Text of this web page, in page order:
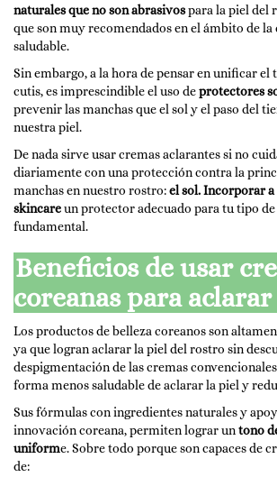
naturales que no son abrasivospara la piel del
que son muy recomendados en el ámbito de la
saludable.
Sin embargo, a la hora de pensar en unificar el
cutis, es imprescindible el uso deprotectores
prevenir las manchas que el sol y el paso del
nuestra piel.
De nada sirve usar cremas aclarantes si no
diariamente con una protección contra la
manchas en nuestro rostro:el sol. Incorporar
skincareun protector adecuado para tu tipo de
fundamental.
Beneficios de usar
coreanas para
Los productos de belleza coreanos son
ya que logran aclarar la piel del rostro sin
despigmentación de las cremas
forma menos saludable de aclarar la piel y
Sus fórmulas con ingredientes naturales y
innovación coreana, permiten lograr untono
uniforme. Sobre todo porque son capaces de
de: